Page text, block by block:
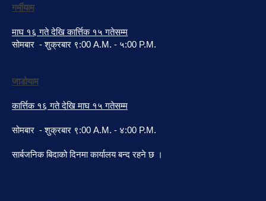
गर्मीयाम
माघ १६ गते देखि कार्त्तिक १५ गतेसम्म
सोमबार - शुक्रबार ९:00 A.M. - ५:00 P.M.
जाडोयाम
कार्त्तिक १६ गते देखि माघ १५ गतेसम्म
सोमबार - शुक्रबार ९:00 A.M. - ४:00 P.M.
सार्बजनिक बिदाको दिनमा कार्यालय बन्द रहने छ ।